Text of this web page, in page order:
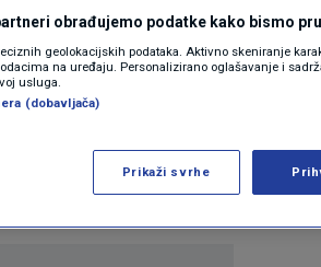
zbog kombinacije novih
bilježe stvarnu potrošnju.
obrađujemo podatke kako bismo
geolokacijskih podataka. Aktivno skeniranje
na uređaju. Personalizirano oglašavanje i
usluga.
(dobavljača)
Prikaži svrhe